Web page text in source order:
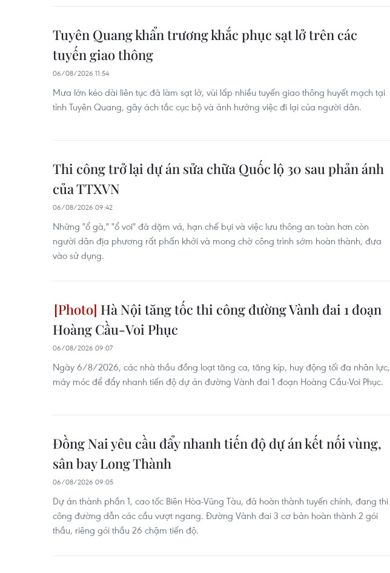
Tuyên Quang khẩn trương khắc phục sạt lở trên các
tuyến giao thông
06/08/2026 11:54
Mưa lớn kéo dài liên tục đã làm sạt lở, vùi lấp nhiều tuyến giao thông huyết mạch tại
tỉnh Tuyên Quang, gây ách tắc cục bộ và ảnh hưởng việc đi lại của người dân.
Thi công trở lại dự án sửa chữa Quốc lộ 30 sau phản ánh
của TTXVN
06/08/2026 09:42
Những "ổ gà," "ổ voi" đã dặm vá, hạn chế bụi và việc lưu thông an toàn hơn còn
người dân địa phương rất phấn khởi và mong chờ công trình sớm hoàn thành, đưa
vào sử dụng.
Hà Nội tăng tốc thi công đường Vành đai 1 đoạn
Hoàng Cầu-Voi Phục
06/08/2026 09:07
Ngày 6/8/2026, các nhà thầu đồng loạt tăng ca, tăng kíp, huy động tối đa nhân lực,
máy móc để đẩy nhanh tiến độ dự án đường Vành đai 1 đoạn Hoàng Cầu-Voi Phục.
Đồng Nai yêu cầu đẩy nhanh tiến độ dự án kết nối vùng,
sân bay Long Thành
06/08/2026 09:05
Dự án thành phần 1, cao tốc Biên Hòa-Vũng Tàu, đã hoàn thành tuyến chính, đang thi
công đường dẫn các cầu vượt ngang. Đường Vành đai 3 cơ bản hoàn thành 2 gói
thầu, riêng gói thầu 26 chậm tiến độ.